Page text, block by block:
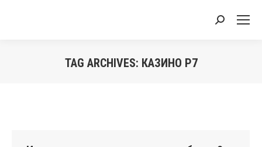
Search:
TAG ARCHIVES: КАЗИНО Р7